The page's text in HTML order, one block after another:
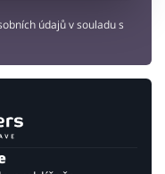
údajů v souladu s